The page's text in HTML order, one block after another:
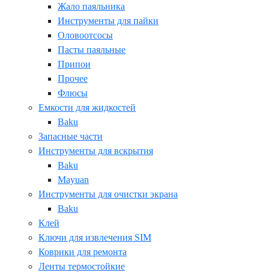
Жало паяльника
Инструменты для пайки
Оловоотсосы
Пасты паяльные
Припои
Прочее
Флюсы
Емкости для жидкостей
Baku
Запасные части
Инструменты для вскрытия
Baku
Mayuan
Инструменты для очистки экрана
Baku
Клей
Ключи для извлечения SIM
Коврики для ремонта
Ленты термостойкие